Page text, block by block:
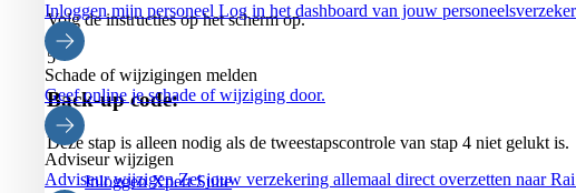
Inloggen mijn personeel Log in het dashboard van jouw
Schade of wijzigingen melden
Geef online je schade of wijziging door.
Adviseur wijzigen
Adviseur wijzigenZet jouw verzekering allemaal direct overzetten naar
Volg de instructies op het scherm op.
5
Back-up code:
Deze stap is alleen nodig als de tweestapscontrole van stap 4 niet gelukt is.
Inloggen Xpert Suite